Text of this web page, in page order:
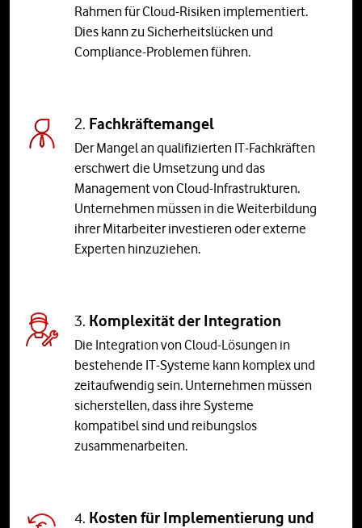
Rahmen für Cloud-Risiken implementiert.
Dies kann zu Sicherheitslücken und
Compliance-Problemen führen.
2. Fachkräftemangel
Der Mangel an qualifizierten IT-Fachkräften
erschwert die Umsetzung und das
Management von Cloud-Infrastrukturen.
Unternehmen müssen in die Weiterbildung
ihrer Mitarbeiter investieren oder externe
Experten hinzuziehen.
3. Komplexität der Integration
Die Integration von Cloud-Lösungen in
bestehende IT-Systeme kann komplex und
zeitaufwendig sein. Unternehmen müssen
sicherstellen, dass ihre Systeme
kompatibel sind und reibungslos
zusammenarbeiten.
4. Kosten für Implementierung und